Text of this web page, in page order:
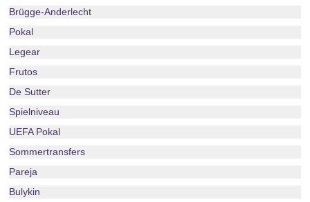
Brügge-Anderlecht
Pokal
Legear
Frutos
De Sutter
Spielniveau
UEFA Pokal
Sommertransfers
Pareja
Bulykin